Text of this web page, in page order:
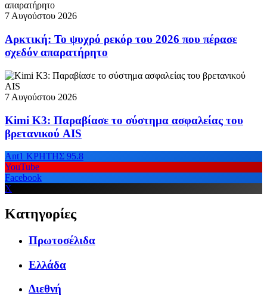
7 Αυγούστου 2026
Αρκτική: Το ψυχρό ρεκόρ του 2026 που πέρασε
σχεδόν απαρατήρητο
7 Αυγούστου 2026
Kimi K3: Παραβίασε το σύστημα ασφαλείας του
βρετανικού AIS
Ant1 ΚΡΗΤΗΣ 95.8
YouTube
Facebook
X
Κατηγορίες
Πρωτοσέλιδα
Ελλάδα
Διεθνή